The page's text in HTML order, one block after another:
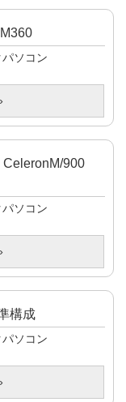
パソコン
900
パソコン
構成
パソコン